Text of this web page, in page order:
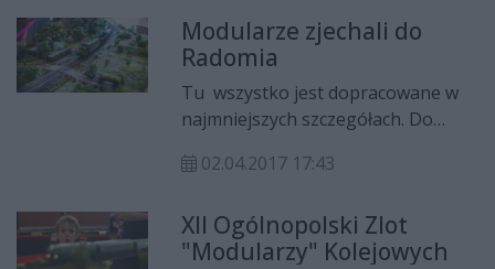
galerię zdjęć z ostatniej niedzielnej
zabawy, ale w przyszłym tygodniu
Radomia i nie tylko”.
Modularze zjechali do
Radomia
Tu wszystko jest dopracowane w
najmniejszych szczegółach. Do
modularze z całego kraju.
skali 1:87
02.04.2017 17:43
XII Ogólnopolski Zlot
"Modularzy" Kolejowych